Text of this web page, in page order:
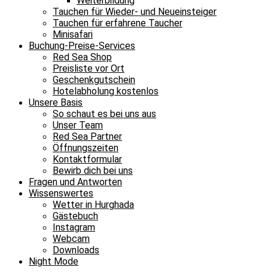
Tauchen für Wieder- und Neueinsteiger
Tauchen für erfahrene Taucher
Minisafari
Buchung-Preise-Services
Red Sea Shop
Preisliste vor Ort
Geschenkgutschein
Hotelabholung kostenlos
Unsere Basis
So schaut es bei uns aus
Unser Team
Red Sea Partner
Öffnungszeiten
Kontaktformular
Bewirb dich bei uns
Fragen und Antworten
Wissenswertes
Wetter in Hurghada
Gästebuch
Instagram
Webcam
Downloads
Night Mode